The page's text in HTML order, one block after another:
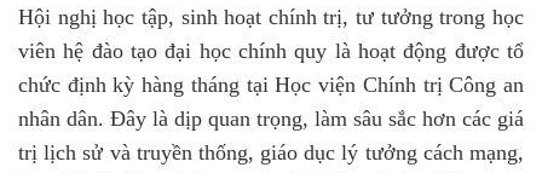
Hội nghị học tập, sinh hoạt chính trị, tư tưởng trong học
viên hệ đào tạo đại học chính quy là hoạt động được tổ
chức định kỳ hàng tháng tại Học viện Chính trị Công an
nhân dân. Đây là dịp quan trọng, làm sâu sắc hơn các giá
trị lịch sử và truyền thống, giáo dục lý tưởng cách mạng,